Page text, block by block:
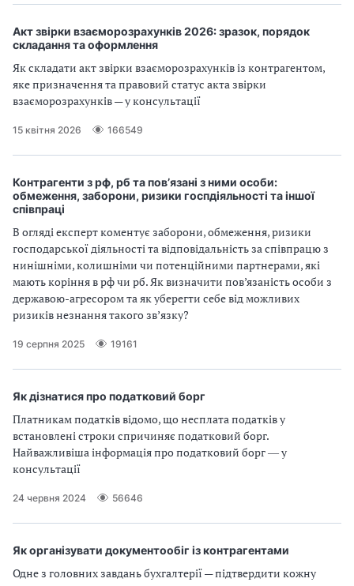
Акт звірки взаєморозрахунків 2026: зразок, порядок
складання та оформлення
Як складати акт звірки взаєморозрахунків із контрагентом,
яке призначення та правовий статус акта звірки
взаєморозрахунків — у консультації
15 квітня 2026 166549
Контрагенти з рф, рб та пов’язані з ними особи:
обмеження, заборони, ризики госпдіяльності та іншої
співпраці
В огляді експерт коментує заборони, обмеження, ризики
господарської діяльності та відповідальність за співпрацю з
нинішніми, колишніми чи потенційними партнерами, які
мають коріння в рф чи рб. Як визначити пов’язаність особи з
державою-агресором та як уберегти себе від можливих
ризиків незнання такого звʼязку?
19 серпня 2025 19161
Як дізнатися про податковий борг
Платникам податків відомо, що несплата податків у
встановлені строки спричиняє податковий борг.
Найважливіша інформація про податковий борг ― у
консультації
24 червня 2024 56646
Як організувати документообіг із контрагентами
Одне з головних завдань бухгалтерії — підтвердити кожну